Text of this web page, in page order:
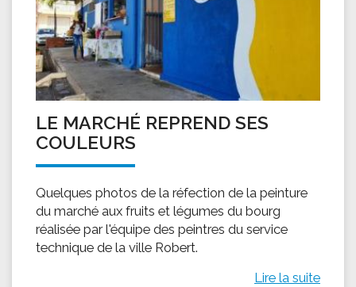
LE MARCHÉ REPREND SES
COULEURS
Quelques photos de la réfection de la peinture
du marché aux fruits et légumes du bourg
réalisée par l'équipe des peintres du service
technique de la ville Robert.
Lire la suite